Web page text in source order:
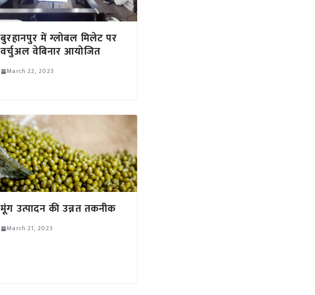
बुरहानपुर में ग्लोबल मिलेट पर
वर्चुअल वेबिनार आयोजित
March 22, 2023
मूंग उत्पादन की उन्नत तकनीक
March 21, 2023